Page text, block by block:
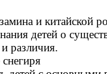
и китайской
детей о
различия.